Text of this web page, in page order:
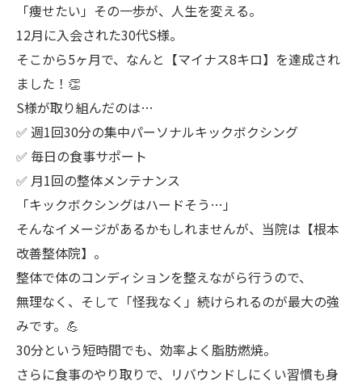
「痩せたい」その一歩が、人生を変える。
12月に入会された30代S様。
そこから5ヶ月で、なんと【マイナス8キロ】を達成され
ました！👏
S様が取り組んだのは…
✅ 週1回30分の集中パーソナルキックボクシング
✅ 毎日の食事サポート
✅ 月1回の整体メンテナンス
「キックボクシングはハードそう…」
そんなイメージがあるかもしれませんが、当院は【根本
改善整体院】。
整体で体のコンディションを整えながら行うので、
無理なく、そして「怪我なく」続けられるのが最大の強
みです。💪
30分という短時間でも、効率よく脂肪燃焼。
さらに食事のやり取りで、リバウンドしにくい習慣も身